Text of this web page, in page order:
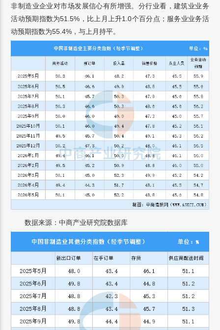
非制造业企业对市场发展信心有所增强。分行业看，建筑业业务
活动预期指数为51.5%，比上月上升1.0个百分点；服务业业务活
动预期指数为55.4%，与上月持平。
数据来源：中商产业研究院数据库